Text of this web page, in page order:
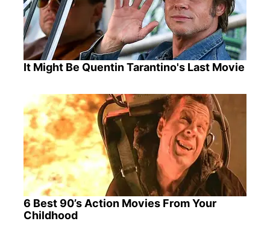
It Might Be Quentin Tarantino's Last Movie
6 Best 90’s Action Movies From Your
Childhood